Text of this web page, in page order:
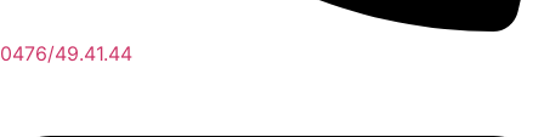
0476/49.41.44